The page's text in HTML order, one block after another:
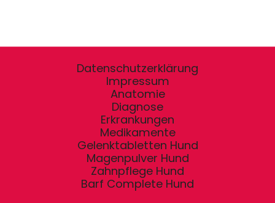
Datenschutzerklärung
Impressum
Anatomie
Diagnose
Erkrankungen
Medikamente
Gelenktabletten Hund
Magenpulver Hund
Zahnpflege Hund
Barf Complete Hund